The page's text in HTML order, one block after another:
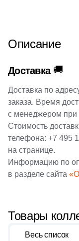
60x60 (2)
2x15 ( 3)
2.4x8 (8)
2.9x8 (8)
2.5x32.5 ( 8
3.2x33 (10)
4.6x60 (54 )
4x4 (2)
Описание
Доставка 🚚
Доставка по
заказа. Время
с менеджером при
Стоимость
телефона: +7 495
на странице.
Информацию по
в разделе сайта
Товары
Весь список